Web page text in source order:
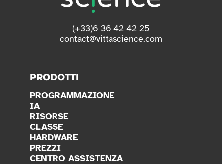
(+33)6 36 42 42 25
contact@vittascience.com
PRODOTTI
PROGRAMMAZIONE
IA
RISORSE
CLASSE
HARDWARE
PREZZI
CENTRO ASSISTENZA